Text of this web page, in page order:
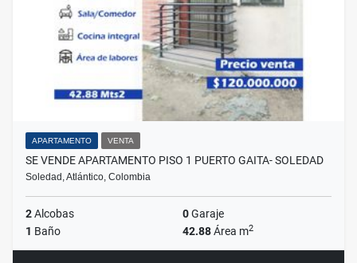
APARTAMENTO VENTA
SE VENDE APARTAMENTO PISO 1 PUERTO GAITA- SOLEDAD
Soledad, Atlántico, Colombia
2Alcobas 0Garaje
1 Baño 42.88Área m2